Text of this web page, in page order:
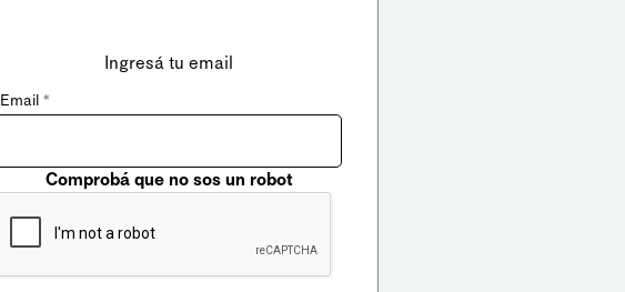
Ingresá tu email
Email *
Comprobá que no sos un robot